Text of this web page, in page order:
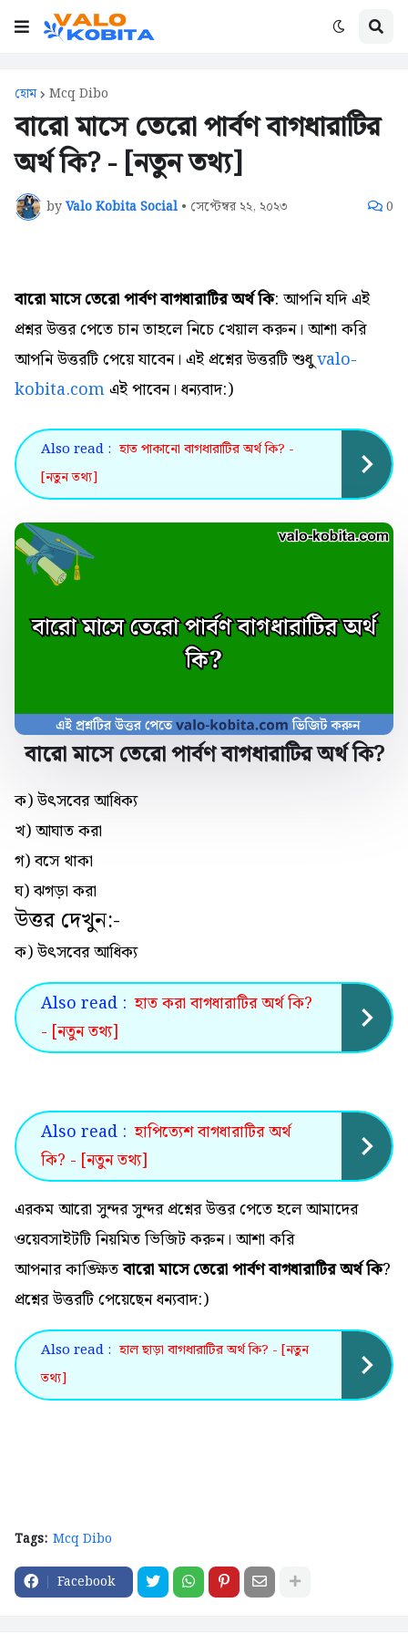
হোম Mcq Dibo
বারো মাসে তেরো পার্বণ বাগধারাটির
অর্থ কি? - [নতুন তথ্য]
byValo Kobita Social • সেপ্টেম্বর ২২, ২০২৩ 0
বারো মাসে তেরো পার্বণ বাগধারাটির অর্থ কি: আপনি যদি এই
প্রশ্নর উত্তর পেতে চান তাহলে নিচে খেয়াল করুন। আশা করি
আপনি উত্তরটি পেয়ে যাবেন। এই প্রশ্নের উত্তরটি শুধুvalo-
kobita.comএই পাবেন। ধন্যবাদ:)
Also read : হাত পাকানো বাগধারাটির অর্থ কি? -
[নতুন তথ্য]
বারো মাসে তেরো পার্বণ বাগধারাটির অর্থ কি?
ক) উৎসবের আধিক্য
খ) আঘাত করা
গ) বসে থাকা
ঘ) ঝগড়া করা
উত্তর দেখুন:-
ক) উৎসবের আধিক্য
Also read : হাত করা বাগধারাটির অর্থ কি?
- [নতুন তথ্য]
Also read : হাপিত্যেশ বাগধারাটির অর্থ
কি? - [নতুন তথ্য]
এরকম আরো সুন্দর সুন্দর প্রশ্নের উত্তর পেতে হলে আমাদের
ওয়েবসাইটটি নিয়মিত ভিজিট করুন। আশা করি
আপনার কাঙ্ক্ষিতবারো মাসে তেরো পার্বণ বাগধারাটির অর্থ কি?
প্রশ্নের উত্তরটি পেয়েছেন ধন্যবাদ:)
Also read : হাল ছাড়া বাগধারাটির অর্থ কি? - [নতুন
তথ্য]
Tags: Mcq Dibo
Facebook